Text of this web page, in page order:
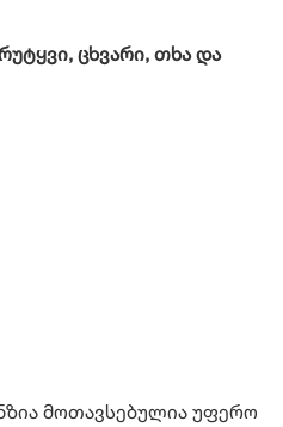
ცხვარი, თხა და
მოთავსებულია უფერო